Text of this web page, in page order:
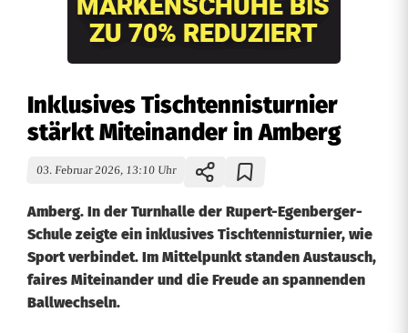
Inklusives Tischtennisturnier
stärkt Miteinander in Amberg
03. Februar 2026, 13:10 Uhr
Amberg. In der Turnhalle der Rupert-Egenberger-
Schule zeigte ein inklusives Tischtennisturnier, wie
Sport verbindet. Im Mittelpunkt standen Austausch,
faires Miteinander und die Freude an spannenden
Ballwechseln.